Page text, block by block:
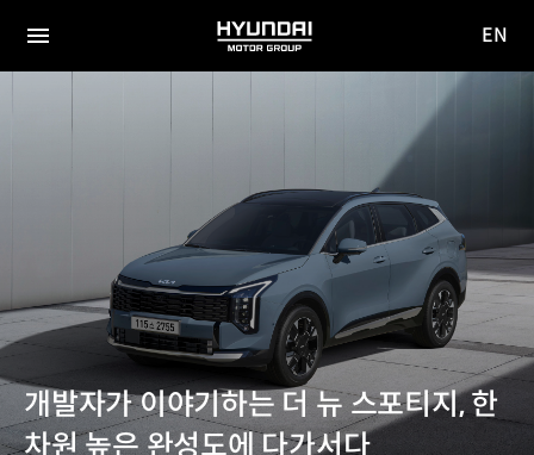
전체
HYUNDAI
MOTOR
사이
EN
개발자가 이야기하는 더 뉴 스포티지, 한
차원 높은 완성도에 다가서다